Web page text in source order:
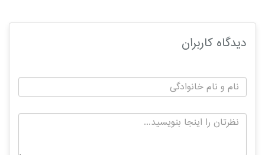
دیدگاه کاربران